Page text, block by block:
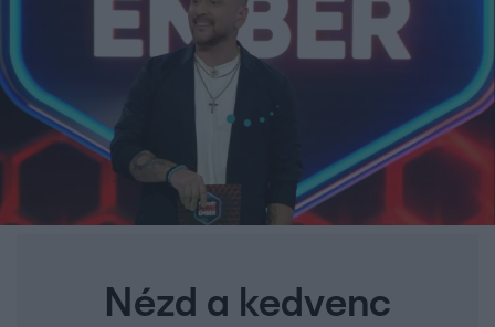
Nézd a kedvenc